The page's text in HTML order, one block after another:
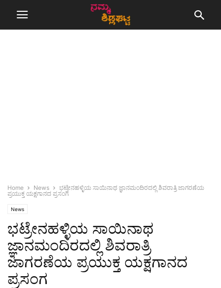
Home News
ಭಟ್ರೇನಹಳ್ಳಿಯ ಸಾಯಿನಾಥ ಜ್ಞಾನಮಂದಿರದಲ್ಲಿ ಶಿವರಾತ್ರಿ ಜಾಗರಣೆಯ
ಪ್ರಯುಕ್ತ ಯಕ್ಷಗಾನದ ಪ್ರಸಂಗ
News
ಭಟ್ರೇನಹಳ್ಳಿಯ ಸಾಯಿನಾಥ
ಜ್ಞಾನಮಂದಿರದಲ್ಲಿ ಶಿವರಾತ್ರಿ
ಜಾಗರಣೆಯ ಪ್ರಯುಕ್ತ ಯಕ್ಷಗಾನದ
ಪ್ರಸಂಗ